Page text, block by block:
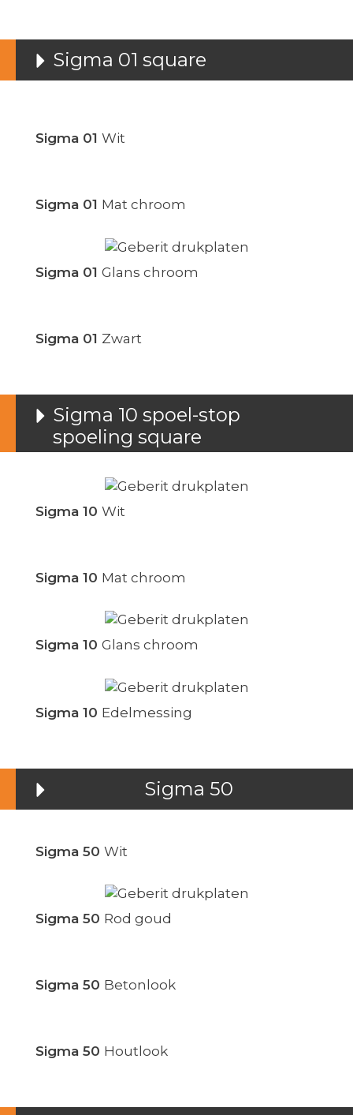
Sigma 01 square
Sigma 01 Wit
Sigma 01 Mat chroom
Sigma 01 Glans chroom
Sigma 01 Zwart
Sigma 10 spoel-stop
spoeling square
Sigma 10 Wit
Sigma 10 Mat chroom
Sigma 10 Glans chroom
Sigma 10 Edelmessing
Sigma 50
Sigma 50 Wit
Sigma 50 Rod goud
Sigma 50 Betonlook
Sigma 50 Houtlook